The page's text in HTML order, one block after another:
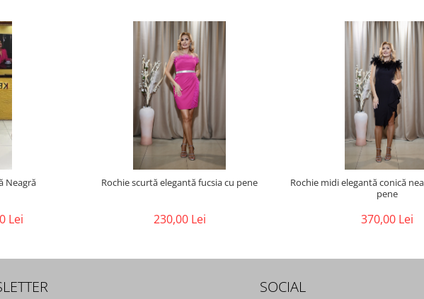
Neagră
Lei
Rochie scurtă elegantă fucsia cu pene
230,00 Lei
Rochie midi elegantă conică
pene
370,00 Lei
SOCIAL